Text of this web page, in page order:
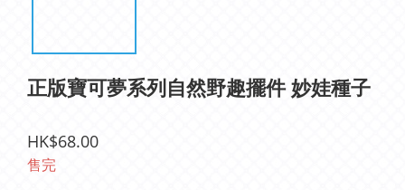
正版寶可夢系列自然野趣擺件 妙娃種子
HK$68.00
售完